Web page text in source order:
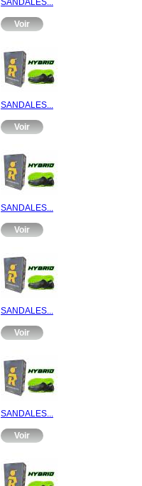
SANDALES...
Voir
SANDALES...
Voir
SANDALES...
Voir
SANDALES...
Voir
SANDALES...
Voir